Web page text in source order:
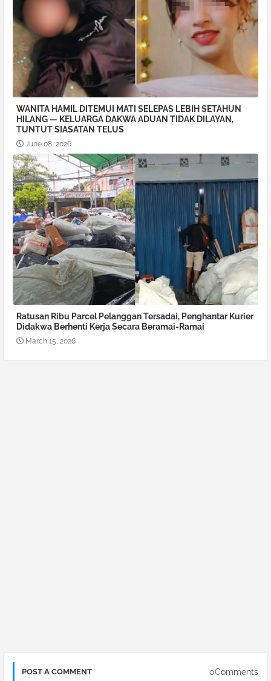
WANITA HAMIL DITEMUI MATI SELEPAS LEBIH SETAHUN
HILANG — KELUARGA DAKWA ADUAN TIDAK DILAYAN,
TUNTUT SIASATAN TELUS
June 08, 2026
Ratusan Ribu Parcel Pelanggan Tersadai, Penghantar Kurier
Didakwa Berhenti Kerja Secara Beramai-Ramai
March 15, 2026
POST A COMMENT 0Comments